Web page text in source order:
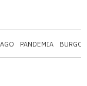
PANDEMIA BURGOS